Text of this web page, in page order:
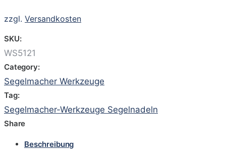
zzgl. Versandkosten
SKU:
WS5121
Category:
Segelmacher Werkzeuge
Tag:
Segelmacher-Werkzeuge Segelnadeln
Share
Beschreibung